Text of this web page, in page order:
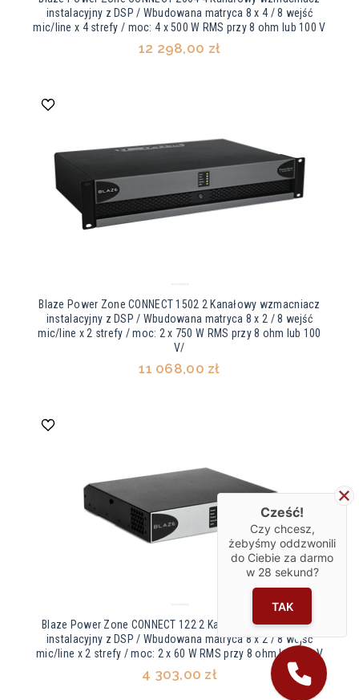
instalacyjny z DSP / Wbudowana matryca 8 x 4 / 8 wejść
mic/line x 4 strefy / moc: 4 x 500 W RMS przy 8 ohm lub 100 V
12 298,00 zł
Blaze Power Zone CONNECT 1502 2 Kanałowy wzmacniacz
instalacyjny z DSP / Wbudowana matryca 8 x 2 / 8 wejść
mic/line x 2 strefy / moc: 2 x 750 W RMS przy 8 ohm lub 100
V/
11 068,00 zł
Blaze Power Zone CONNECT 122 2 Kanałowy wzmacniacz
instalacyjny z DSP / Wbudowana matryca 8 x 2 / 8 wejść
mic/line x 2 strefy / moc: 2 x 60 W RMS przy 8 ohm lub 100 V
4 303,00 zł
Cześć!
Czy chcesz,
żebyśmy oddzwonili
do Ciebie za darmo
w 28 sekund?
TAK